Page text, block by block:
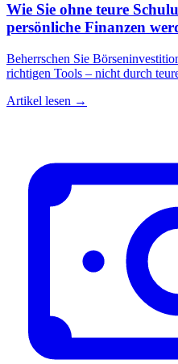
Wie Sie ohne teure
persönliche Finanzen
Beherrschen Sie
richtigen Tools – nicht durch
Artikel lesen →